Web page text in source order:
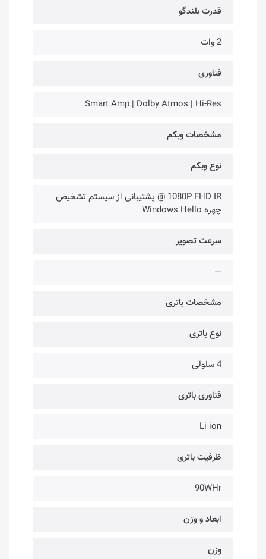
قدرت بلندگو
2 وات
فناوری‌
Smart Amp | Dolby Atmos | Hi-Res
مشخصات وبکم
نوع وبکم
1080P FHD IR @ پشتیبانی از سیستم تشخیص
چهره Windows Hello
سرعت تصویر
—
مشخصات باتری
نوع باتری
4 سلولی
فناوری باتری
Li-ion
ظرفیت باتری
90WHr
ابعاد و وزن
وزن